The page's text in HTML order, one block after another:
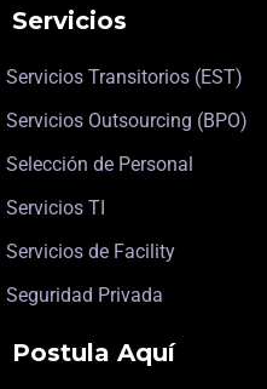
Servicios
Servicios Transitorios (EST)
Servicios Outsourcing (BPO)
Selección de Personal
Servicios TI
Servicios de Facility
Seguridad Privada
Postula Aquí